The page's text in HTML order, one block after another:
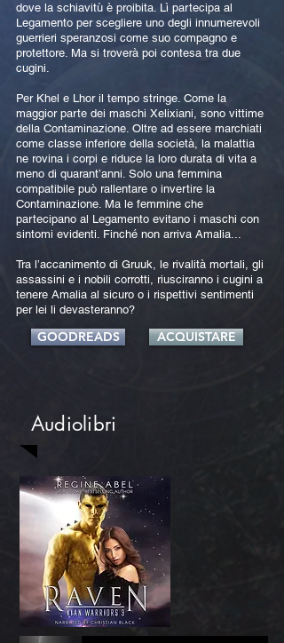
dove la schiavitù è proibita. Lì partecipa al
Legamento per scegliere uno degli innumerevoli
guerrieri speranzosi come suo compagno e
protettore. Ma si troverà poi contesa tra due
cugini.
Per Khel e Lhor il tempo stringe. Come la
maggior parte dei maschi Xelixiani, sono vittime
della Contaminazione. Oltre ad essere marchiati
come classe inferiore della società, la malattia
ne rovina i corpi e riduce la loro durata di vita a
meno di quarant’anni. Solo una femmina
compatibile può rallentare o invertire la
Contaminazione. Ma le femmine che
partecipano al Legamento evitano i maschi con
sintomi evidenti. Finché non arriva Amalia...
Tra l’accanimento di Gruuk, le rivalità mortali, gli
assassini e i nobili corrotti, riusciranno i cugini a
tenere Amalia al sicuro o i rispettivi sentimenti
per lei li devasteranno?
GOODREADS ACQUISTARE
Audiolibri